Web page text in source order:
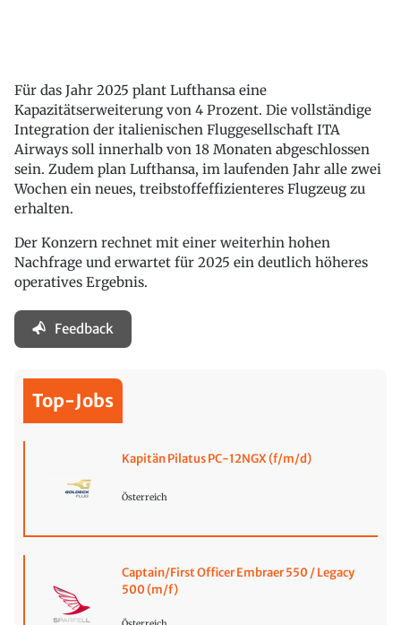
Für das Jahr 2025 plant Lufthansa eine
Kapazitätserweiterung von 4 Prozent. Die vollständige
Integration der italienischen Fluggesellschaft ITA
Airways soll innerhalb von 18 Monaten abgeschlossen
sein. Zudem plan Lufthansa, im laufenden Jahr alle zwei
Wochen ein neues, treibstoffeffizienteres Flugzeug zu
erhalten.
Der Konzern rechnet mit einer weiterhin hohen
Nachfrage und erwartet für 2025 ein deutlich höheres
operatives Ergebnis.
Feedback
Top-Jobs
Kapitän Pilatus PC-12NGX (f/m/d)
Österreich
Captain/First Officer Embraer 550 / Legacy
500 (m/f)